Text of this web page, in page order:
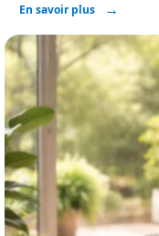
En savoir plus